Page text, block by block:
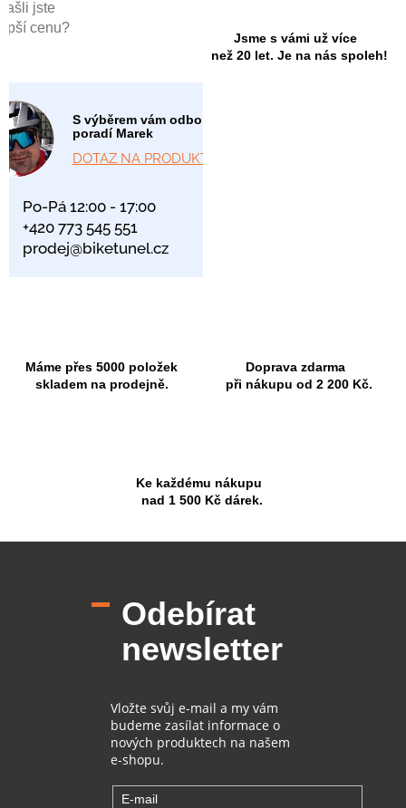
jste
cenu?
S výběrem vám odborně
poradí Marek
DOTAZ NA PRODUKT
Po-Pá 12:00 - 17:00
+420 773 545 551
prodej@biketunel.cz
Jsme s vámi už více
než 20 let. Je na nás spoleh!
Máme přes 5000 položek
skladem na prodejně.
Doprava zdarma
při nákupu od 2 200 Kč.
Ke každému nákupu
nad 1 500 Kč dárek.
Odebírat
newsletter
Vložte svůj e-mail a my vám
budeme zasílat informace o
nových produktech na našem
e-shopu.
E-mail